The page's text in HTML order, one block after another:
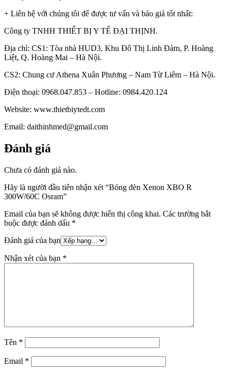
+ Liên hệ với chúng tôi để được tư vấn và báo giá tốt nhất:
Công ty TNHH THIẾT BỊ Y TẾ ĐẠI THỊNH.
Địa chỉ: CS1: Tòa nhà HUD3, Khu Đô Thị Linh Đàm, P. Hoàng
Liệt, Q. Hoàng Mai – Hà Nội.
CS2: Chung cư Athena Xuân Phương – Nam Từ Liêm – Hà Nội.
Điện thoại: 0968.047.853 – Hotline: 0984.420.124
Website: www.thietbiytedt.com
Email: daithinhmed@gmail.com
Đánh giá
Chưa có đánh giá nào.
Hãy là người đầu tiên nhận xét “Bóng đèn Xenon XBO R
300W/60C Osram”
Email của bạn sẽ không được hiển thị công khai. Các trường bắt
buộc được đánh dấu *
Đánh giá của bạn
Nhận xét của bạn *
Tên *
Email *